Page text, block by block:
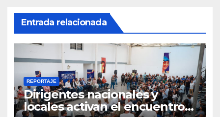
Entrada relacionada
REPORTAJE
Dirigentes nacionales y
locales activan el encuentro